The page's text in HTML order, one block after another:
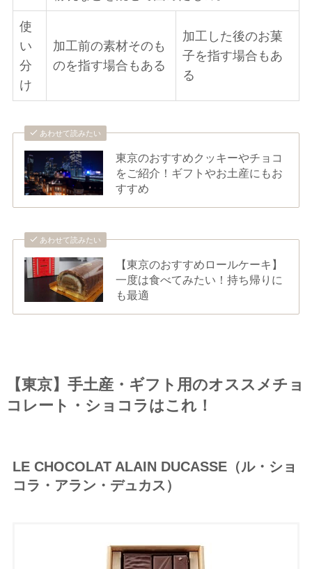
使
い
分
け
加工前の素材そのも
のを指す場合もある
加工した後のお菓
子を指す場合もあ
る
あわせて読みたい
東京のおすすめクッキーやチョコ
をご紹介！ギフトやお土産にもお
すすめ
あわせて読みたい
【東京のおすすめロールケーキ】
一度は食べてみたい！持ち帰りに
も最適
【東京】手土産・ギフト用のオススメチョ
コレート・ショコラはこれ！
LE CHOCOLAT ALAIN DUCASSE（ル・ショ
コラ・アラン・デュカス）